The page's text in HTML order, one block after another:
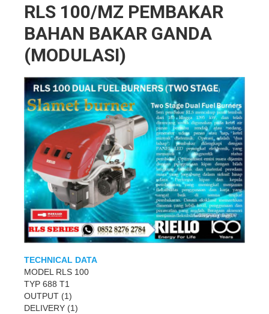
RLS 100/MZ PEMBAKAR
BAHAN BAKAR GANDA
(MODULASI)
TECHNICAL DATA
MODEL RLS 100
TYP 688 T1
OUTPUT (1)
DELIVERY (1)